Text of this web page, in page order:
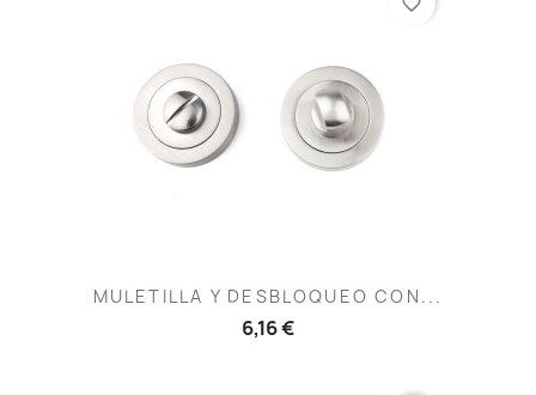
MULETILLA Y DESBLOQUEO CON...
6,16 €